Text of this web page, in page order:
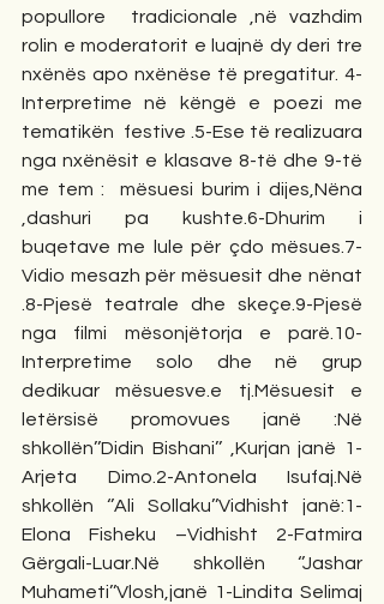
popullore  tradicionale ,në vazhdim
rolin e moderatorit e luajnë dy deri tre
nxënës apo nxënëse të pregatitur. 4-
Interpretime në këngë e poezi me
tematikën  festive .5-Ese të realizuara
nga nxënësit e klasave 8-të dhe 9-të
me tem :  mësuesi burim i dijes,Nëna
,dashuri pa kushte.6-Dhurim i
buqetave me lule për çdo mësues.7-
Vidio mesazh për mësuesit dhe nënat
.8-Pjesë teatrale dhe skeçe.9-Pjesë
nga filmi mësonjëtorja e parë.10-
Interpretime solo dhe në grup
dedikuar mësuesve.e tj.Mësuesit e
letërsisë promovues janë :Në
shkollën’’Didin Bishani’’ ,Kurjan janë 1-
Arjeta Dimo.2-Antonela Isufaj.Në
shkollën ‘’Ali Sollaku’’Vidhisht janë:1-
Elona Fisheku –Vidhisht 2-Fatmira
Gërgali-Luar.Në shkollën ‘’Jashar
Muhameti’’Vlosh,janë 1-Lindita Selimaj